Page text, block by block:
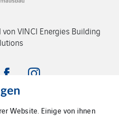
VINCI Energies Building
Website. Einige von ihnen